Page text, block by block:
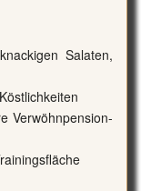
Salaten,
Verwöhnpension-